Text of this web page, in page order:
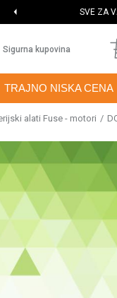
SVE ZA
Sigurna kupovina
TRAJNO NISKA CENA
alati Fuse - motori